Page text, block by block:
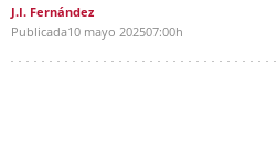
J.I. Fernández
Publicada10 mayo 202507:00h